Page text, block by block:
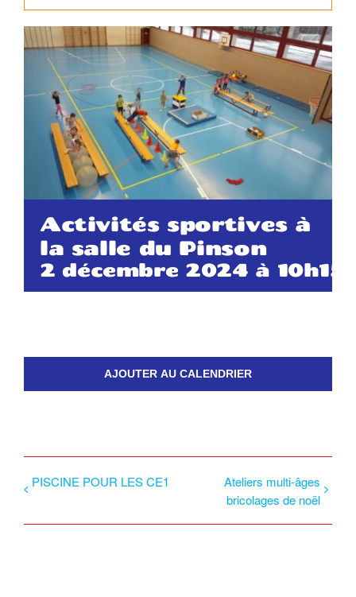
Activités sportives à
la salle du Pinson
2 décembre 2024 à 10h15
AJOUTER AU CALENDRIER
PISCINE POUR LES CE1
Ateliers multi-âges
bricolages de noël